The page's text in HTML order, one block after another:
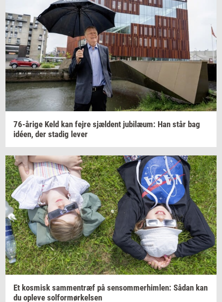
76-​årige Keld kan fejre sjæl­dent ju­bilæum: Han står bag
idéen, der sta­dig lever
Et kos­misk sam­men­træf på sen­som­mer­him­len: Sådan kan
du op­le­ve sol­for­mør­kel­sen